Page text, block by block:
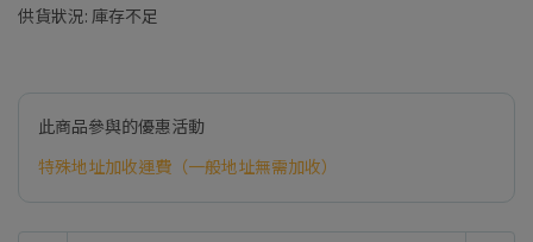
供貨狀況: 庫存不足
此商品參與的優惠活動
特殊地址加收運費（一般地址無需加收）